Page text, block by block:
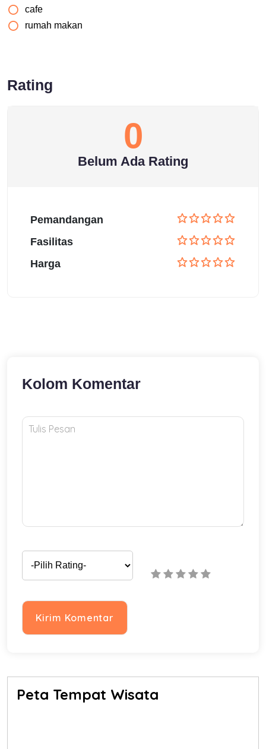
cafe
rumah makan
Rating
0
Belum Ada Rating
Pemandangan
Fasilitas
Harga
Kolom Komentar
Peta Tempat Wisata